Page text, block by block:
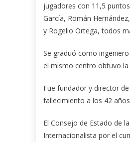
jugadores con 11,5
García, Román
y Rogelio Ortega, todos
Se graduó como
el mismo centro obtuvo
Fue fundador y director
fallecimiento a los 42
El Consejo de Estado de
Internacionalista por el